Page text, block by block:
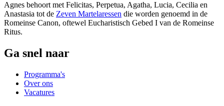
Agnes behoort met Felicitas, Perpetua, Agatha, Lucia, Cecilia en
Anastasia tot de Zeven Martelaressen die worden genoemd in de
Romeinse Canon, oftewel Eucharistisch Gebed I van de Romeinse
Ritus.
Ga snel naar
Programma's
Over ons
Vacatures